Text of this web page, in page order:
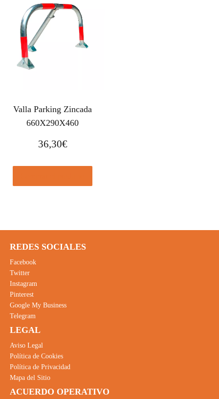
Valla Parking Zincada
660X290X460
36,30€
REDES SOCIALES
Facebook
Twitter
Instagram
Pinterest
Google My Business
Telegram
LEGAL
Aviso Legal
Política de Cookies
Política de Privacidad
Mapa del Sitio
ACUERDO OPERATIVO